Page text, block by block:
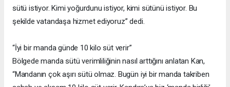
sütü istiyor. Kimi yoğurdunu istiyor, kimi sütünü istiyor. Bu
şekilde vatandaşa hizmet ediyoruz” dedi.
“İyi bir manda günde 10 kilo süt verir”
Bölgede manda sütü verimliliğinin nasıl arttığını anlatan Kan,
“Mandanın çok aşırı sütü olmaz. Bugün iyi bir manda takriben